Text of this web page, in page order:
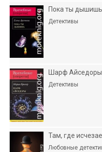
Пока ты дышишь
Детективы
Шарф Айседоры
Детективы
Там, где
Любовные